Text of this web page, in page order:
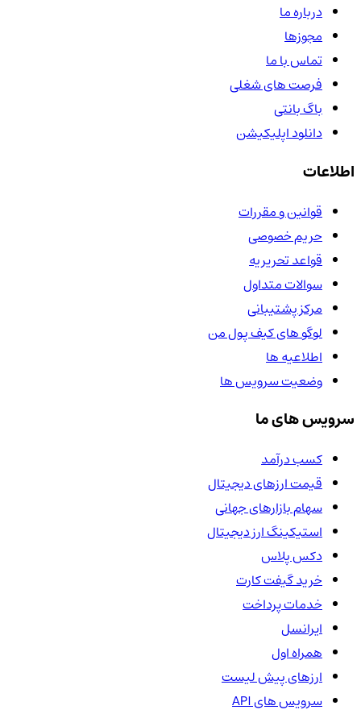
درباره ما
مجوزها
تماس با ما
فرصت های شغلی
باگ بانتی
دانلود اپلیکیشن
اطلاعات
قوانین و مقررات
حریم خصوصی
قواعد تحریریه
سوالات متداول
مرکز پشتیبانی
لوگو های کیف پول من
اطلاعیه ها
وضعیت سرویس ها
سرویس های ما
کسب درآمد
قیمت ارزهای دیجیتال
سهام بازارهای جهانی
استیکینگ ارز دیجیتال
دکس پلاس
خرید گیفت کارت
خدمات پرداخت
ایرانسل
همراه اول
ارزهای پیش لیست
سرویس های API